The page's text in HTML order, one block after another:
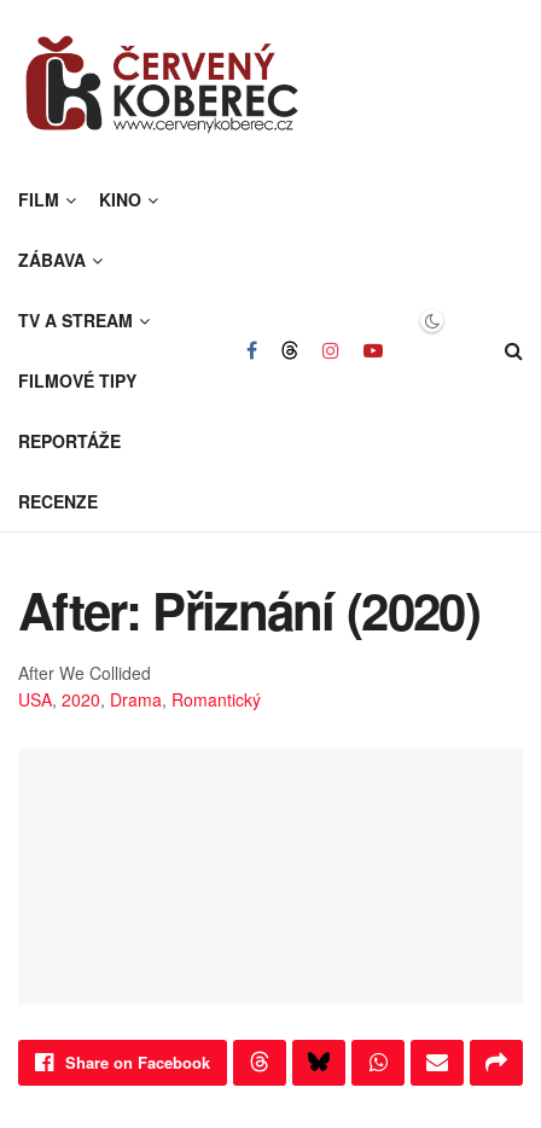
FILM KINO
ZÁBAVA
TV A STREAM
FILMOVÉ TIPY
REPORTÁŽE
RECENZE
After: Přiznání (2020)
After We Collided
USA, 2020, Drama, Romantický
Share on Facebook